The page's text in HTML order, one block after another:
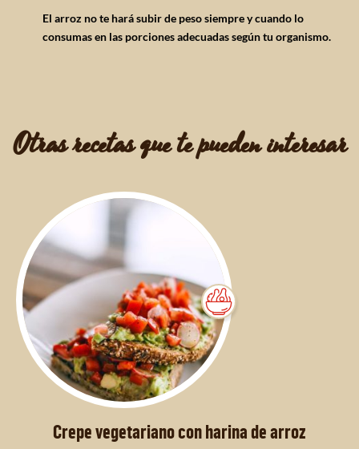
El arroz no te hará subir de peso siempre y cuando lo
consumas en las porciones adecuadas según tu organismo.
Otras recetas que te pueden interesar
Crepe vegetariano con harina de arroz